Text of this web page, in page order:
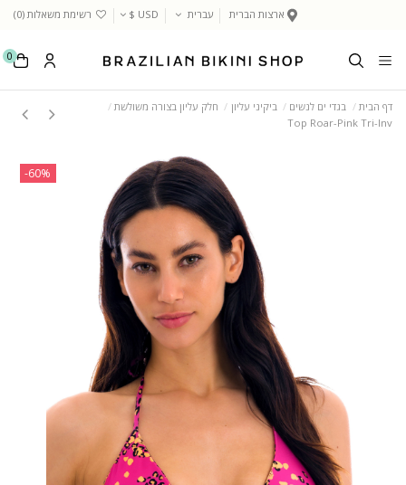
ארצות הברית עברית USD $ רשימת משאלות (0
)
0
דף הבית בגדי ים לנשים ביקיני עליון
חלק עליון בצורה משולשת
Top Roar-Pink Tri-Inv
‎-60%